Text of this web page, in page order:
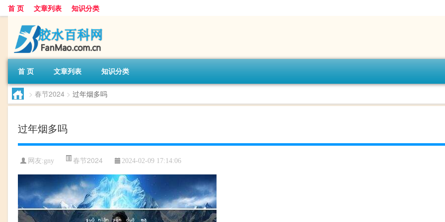
首 页 文章列表 知识分类
首 页 文章列表 知识分类
> 春节2024 > 过年烟多吗
过年烟多吗
网友:gny 春节2024 2024-02-09 17:14:06